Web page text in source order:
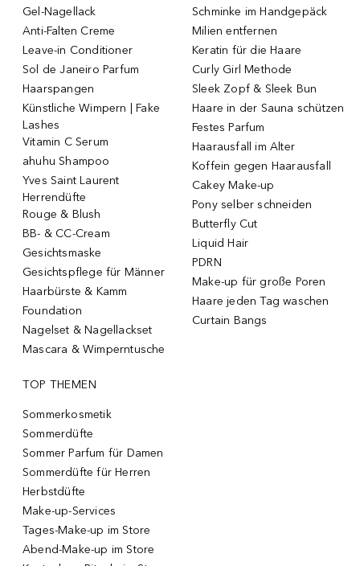
Gel-Nagellack
Anti-Falten Creme
Leave-in Conditioner
Sol de Janeiro Parfum
Haarspangen
Künstliche Wimpern | Fake
Lashes
Vitamin C Serum
ahuhu Shampoo
Yves Saint Laurent
Herrendüfte
Rouge & Blush
BB- & CC-Cream
Gesichtsmaske
Gesichtspflege für Männer
Haarbürste & Kamm
Foundation
Nagelset & Nagellackset
Mascara & Wimperntusche
Schminke im Handgepäck
Milien entfernen
Keratin für die Haare
Curly Girl Methode
Sleek Zopf & Sleek Bun
Haare in der Sauna schützen
Festes Parfum
Haarausfall im Alter
Koffein gegen Haarausfall
Cakey Make-up
Pony selber schneiden
Butterfly Cut
Liquid Hair
PDRN
Make-up für große Poren
Haare jeden Tag waschen
Curtain Bangs
TOP THEMEN
Sommerkosmetik
Sommerdüfte
Sommer Parfum für Damen
Sommerdüfte für Herren
Herbstdüfte
Make-up-Services
Tages-Make-up im Store
Abend-Make-up im Store